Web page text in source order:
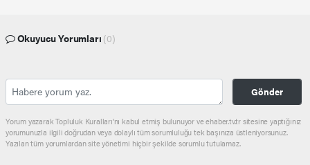
Okuyucu Yorumları (0)
Gönder
Yorum yazarak Topluluk Kuralları’nı kabul etmiş bulunuyor ve ehaber.tv.tr sitesine yaptığınız
yorumunuzla ilgili doğrudan veya dolaylı tüm sorumluluğu tek başınıza üstleniyorsunuz.
Yazılan tüm yorumlardan site yönetimi hiçbir şekilde sorumlu tutulamaz.